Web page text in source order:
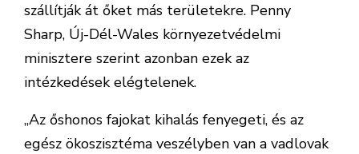
szállítják át őket más területekre. Penny
Sharp, Új-Dél-Wales környezetvédelmi
minisztere szerint azonban ezek az
intézkedések elégtelenek.
„Az őshonos fajokat kihalás fenyegeti, és az
egész ökoszisztéma veszélyben van a vadlovak